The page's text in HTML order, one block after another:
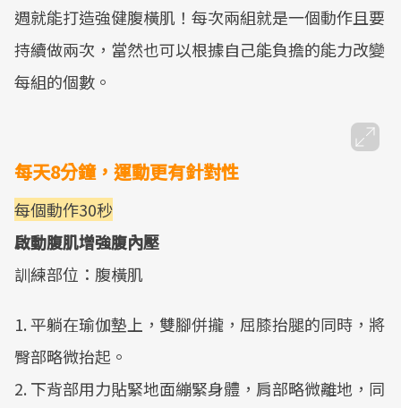
週就能打造強健腹橫肌！每次兩組就是一個動作且要
持續做兩次，當然也可以根據自己能負擔的能力改變
每組的個數。
每天8分鐘，運動更有針對性
每個動作30秒
啟動腹肌增強腹內壓
訓練部位：腹橫肌
1. 平躺在瑜伽墊上，雙腳併攏，屈膝抬腿的同時，將
臀部略微抬起。
2. 下背部用力貼緊地面繃緊身體，肩部略微離地，同